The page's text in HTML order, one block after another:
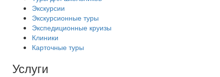
Экскурсии
Экскурсионные туры
Экспедиционные круизы
Клиники
Карточные туры
Услуги